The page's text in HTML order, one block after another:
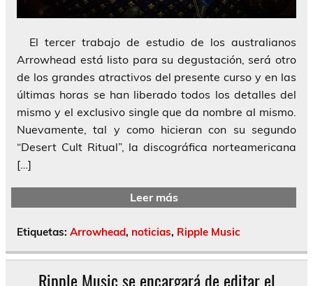
El tercer trabajo de estudio de los australianos
Arrowhead está listo para su degustación, será otro
de los grandes atractivos del presente curso y en las
últimas horas se han liberado todos los detalles del
mismo y el exclusivo single que da nombre al mismo.
Nuevamente, tal y como hicieran con su segundo
“Desert Cult Ritual”, la discográfica norteamericana
[…]
Leer más
Etiquetas: Arrowhead, noticias, Ripple Music
Ripple Music se encargará de editar el